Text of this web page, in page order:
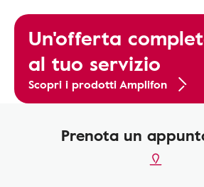
Un'offerta
al tuo servizio
Scopri i prodotti Amplifon
Prenota un